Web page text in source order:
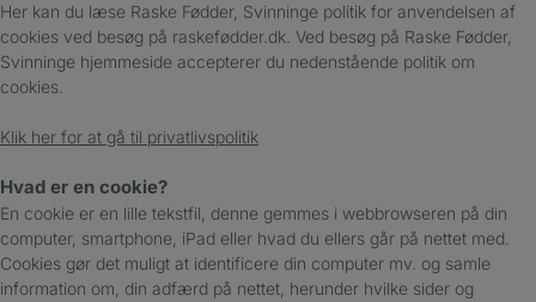
Her kan du læse Raske Fødder, Svinninge politik for anvendelsen af
cookies ved besøg på raskefødder.dk. Ved besøg på Raske Fødder,
Svinninge hjemmeside accepterer du nedenstående politik om
cookies.
Klik her for at gå til privatlivspolitik
Hvad er en cookie?
En cookie er en lille tekstfil, denne gemmes i webbrowseren på din
computer, smartphone, iPad eller hvad du ellers går på nettet med.
Cookies gør det muligt at identificere din computer mv. og samle
information om, din adfærd på nettet, herunder hvilke sider og